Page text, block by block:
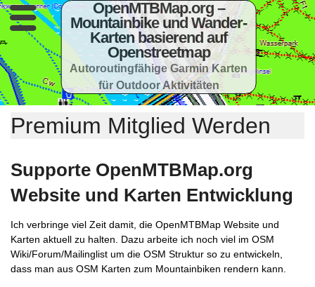
OpenMTBMap.org –
Mountainbike und Wander-
Karten basierend auf
Openstreetmap
Autoroutingfähige Garmin Karten
für Outdoor Aktivitäten
Premium Mitglied Werden
Supporte OpenMTBMap.org
Website und Karten Entwicklung
Ich verbringe viel Zeit damit, die OpenMTBMap Website und
Karten aktuell zu halten. Dazu arbeite ich noch viel im OSM
Wiki/Forum/Mailinglist um die OSM Struktur so zu entwickeln,
dass man aus OSM Karten zum Mountainbiken rendern kann.